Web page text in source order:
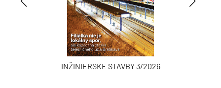
INŽINIERSKE STAVBY 3/2026